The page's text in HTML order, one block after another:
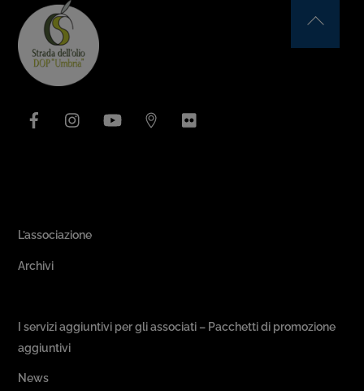
YouTube
L’associazione
Archivi
I servizi aggiuntivi per gli associati – Pacchetti di promozione
aggiuntivi
News